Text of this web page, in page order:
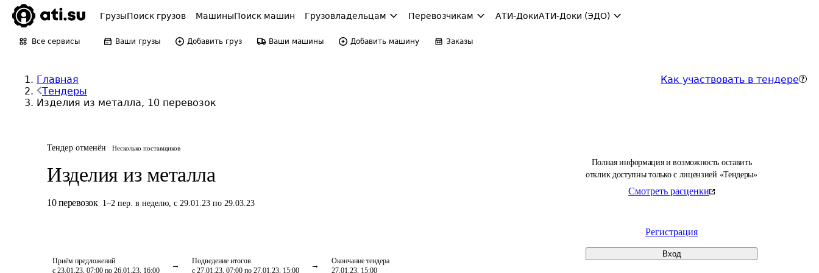
ГрузыПоиск грузов МашиныПоиск машин Грузовладельцам Перевозчикам АТИ-ДокиАТИ-Доки (ЭДО)
Все сервисы Ваши грузы Добавить груз Ваши машины Добавить машину Заказы
Главная
Тендеры
Изделия из металла, 10 перевозок
Как участвовать в тендере
Тендер отменён Несколько поставщиков
Изделия из металла
10 перевозок 1–2 пер. в неделю, с 29.01.23 по 29.03.23
Приём предложений
с 23.01.23, 07:00 по 26.01.23, 16:00
Подведение итогов
с 27.01.23, 07:00 по 27.01.23, 15:00
Окончание тендера
27.01.23, 15:00
Полная информация и возможность оставить
отклик доступны только с лицензией «Тендеры»
Смотреть расценки
Регистрация
Вход